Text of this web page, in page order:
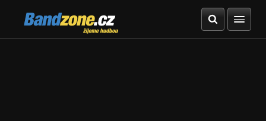
Bandzone.cz
žijeme hudbou